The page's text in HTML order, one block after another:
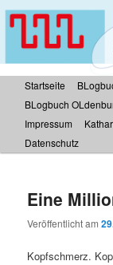
Zum
Inhalt
wechseln
Hauptmenü
Startseite
BLogbuch
Impressum
Datenschutz
Eine
Veröffentlicht am
Kopfschmerz.